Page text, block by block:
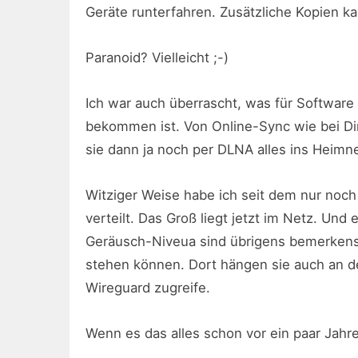
Geräte runterfahren. Zusätzliche Kopien
Paranoid? Vielleicht ;-)
Ich war auch überrascht, was für
bekommen ist. Von Online-Sync wie bei
sie dann ja noch per DLNA alles ins
Witziger Weise habe ich seit dem nur
verteilt. Das Groß liegt jetzt im Netz. Und
Geräusch-Niveua sind übrigens
stehen können. Dort hängen sie auch an
Wireguard zugreife.
Wenn es das alles schon vor ein paar